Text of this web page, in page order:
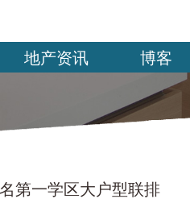
地产资讯 博客